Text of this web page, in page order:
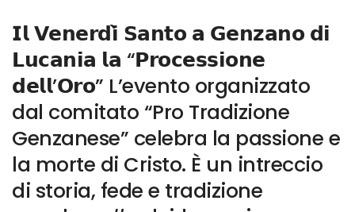
𝗜𝗹 𝗩𝗲𝗻𝗲𝗿𝗱𝗶̀ 𝗦𝗮𝗻𝘁𝗼 𝗮 𝗚𝗲𝗻𝘇𝗮𝗻𝗼 𝗱𝗶
𝗟𝘂𝗰𝗮𝗻𝗶𝗮 𝗹𝗮 “𝗣𝗿𝗼𝗰𝗲𝘀𝘀𝗶𝗼𝗻𝗲
𝗱𝗲𝗹𝗹’𝗢𝗿𝗼” L’evento organizzato
dal comitato “Pro Tradizione
Genzanese” celebra la passione e
la morte di Cristo. È un intreccio
di storia, fede e tradizione